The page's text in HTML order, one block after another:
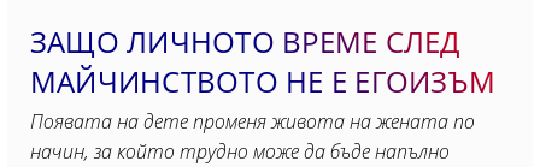
ЗАЩО ЛИЧНОТО ВРЕМЕ СЛЕД
МАЙЧИНСТВОТО НЕ Е ЕГОИЗЪМ
Появата на дете променя живота на жената по
начин, за който трудно може да бъде напълно